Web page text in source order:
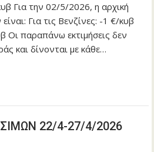
Για την 02/5/2026, η αρχική
Για τις Βενζίνες: -1 €/κυβ
Οι παραπάνω εκτιμήσεις δεν
και δίνονται με κάθε…
22/4-27/4/2026